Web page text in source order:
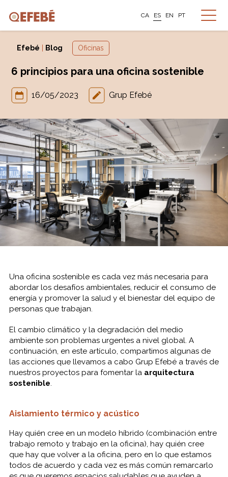
CA ES EN PT
Efebé Blog Oficinas
6 principios para una oficina sostenible
16/05/2023 Grup Efebé
Una oficina sostenible es cada vez más necesaria para
abordar los desafíos ambientales, reducir el consumo de
energía y promover la salud y el bienestar del equipo de
personas que trabajan.
El cambio climático y la degradación del medio
ambiente son problemas urgentes a nivel global. A
continuación, en este artículo, compartimos algunas de
las acciones que llevamos a cabo Grup Efebé a través de
nuestros proyectos para fomentar la arquitectura
sostenible.
Aislamiento térmico y acústico
Hay quién cree en un modelo híbrido (combinación entre
trabajo remoto y trabajo en la oficina), hay quién cree
que hay que volver a la oficina, pero en lo que estamos
todos de acuerdo y cada vez es más común remarcarlo